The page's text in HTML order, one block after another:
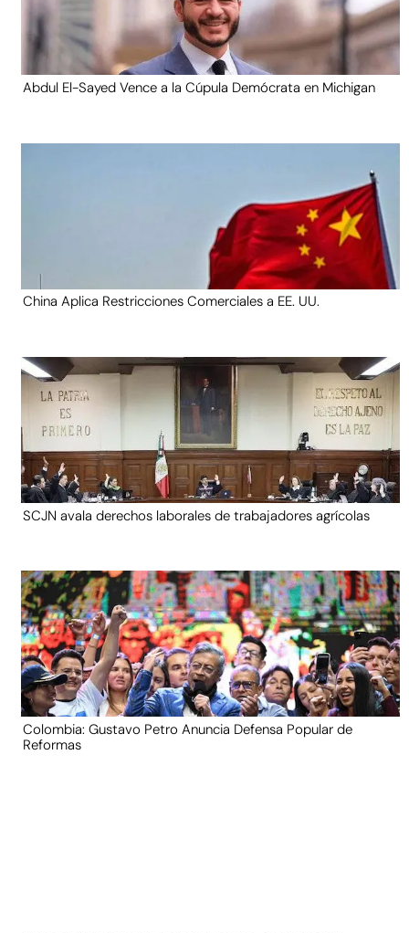
Abdul El-Sayed Vence a la Cúpula Demócrata en Michigan
China Aplica Restricciones Comerciales a EE. UU.
SCJN avala derechos laborales de trabajadores agrícolas
Colombia: Gustavo Petro Anuncia Defensa Popular de
Reformas